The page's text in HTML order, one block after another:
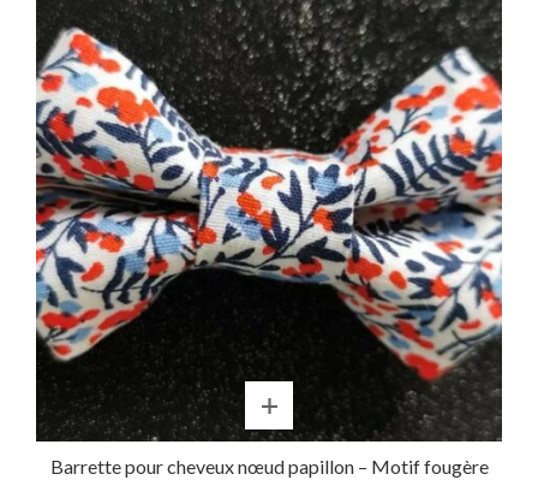
Barrette pour cheveux nœud papillon – Motif fougère